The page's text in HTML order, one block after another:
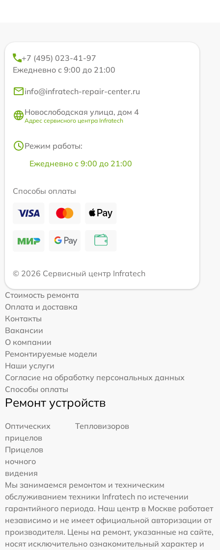
+7 (495) 023-41-97
Ежедневно с 9:00 до 21:00
info@infratech-repair-center.ru
Новослободская улица, дом 4
Адрес сервисного центра Infratech
Режим работы:
Ежедневно с 9:00 до 21:00
Способы оплаты
© 2026 Сервисный центр Infratech
Стоимость ремонта
Оплата и доставка
Контакты
Вакансии
О компании
Ремонтируемые модели
Наши услуги
Согласие на обработку персональных данных
Способы оплаты
Ремонт устройств
Оптических
прицелов
Тепловизоров
Прицелов
ночного
видения
Мы занимаемся ремонтом и техническим
обслуживанием техники Infratech по истечении
гарантийного периода. Наш центр в Москве работает
независимо и не имеет официальной авторизации от
производителя. Цены на ремонт, указанные на сайте,
носят исключительно ознакомительный характер и